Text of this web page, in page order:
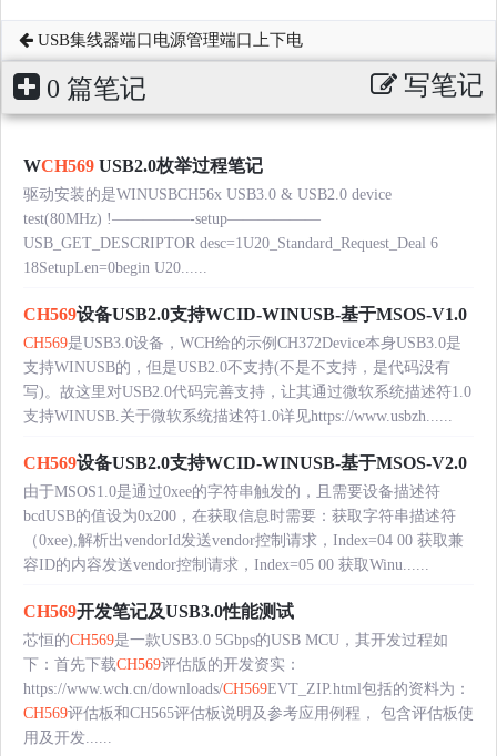
USB集线器端口电源管理端口上下电
0 篇笔记 写笔记
WCH569 USB2.0枚举过程笔记
驱动安装的是WINUSBCH56x USB3.0 & USB2.0 device
test(80MHz) !—————-setup——————
USB_GET_DESCRIPTOR desc=1U20_Standard_Request_Deal 6
18SetupLen=0begin U20......
CH569设备USB2.0支持WCID-WINUSB-基于MSOS-V1.0
CH569是USB3.0设备，WCH给的示例CH372Device本身USB3.0是
支持WINUSB的，但是USB2.0不支持(不是不支持，是代码没有
写)。故这里对USB2.0代码完善支持，让其通过微软系统描述符1.0
支持WINUSB.关于微软系统描述符1.0详见https://www.usbzh......
CH569设备USB2.0支持WCID-WINUSB-基于MSOS-V2.0
由于MSOS1.0是通过0xee的字符串触发的，且需要设备描述符
bcdUSB的值设为0x200，在获取信息时需要：获取字符串描述符
（0xee),解析出vendorId发送vendor控制请求，Index=04 00 获取兼
容ID的内容发送vendor控制请求，Index=05 00 获取Winu......
CH569开发笔记及USB3.0性能测试
芯恒的CH569是一款USB3.0 5Gbps的USB MCU，其开发过程如
下：首先下载CH569评估版的开发资实：
https://www.wch.cn/downloads/CH569EVT_ZIP.html包括的资料为：
CH569评估板和CH565评估板说明及参考应用例程， 包含评估板使
用及开发......